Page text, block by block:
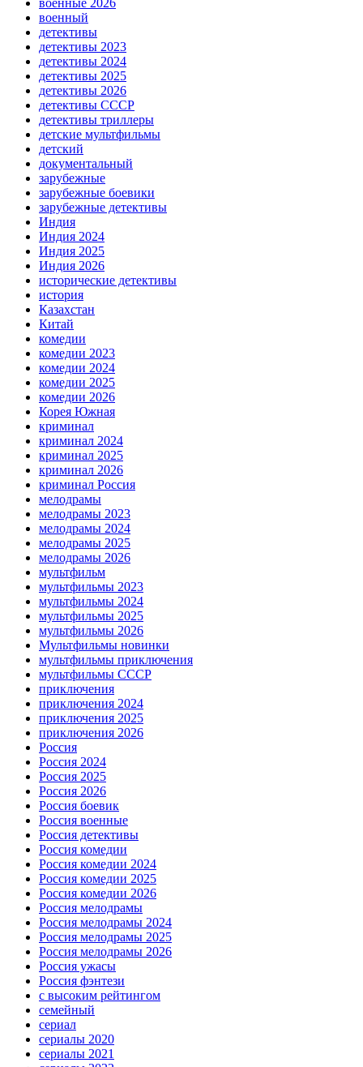
военные 2026
военный
детективы
детективы 2023
детективы 2024
детективы 2025
детективы 2026
детективы СССР
детективы триллеры
детские мультфильмы
детский
документальный
зарубежные
зарубежные боевики
зарубежные детективы
Индия
Индия 2024
Индия 2025
Индия 2026
исторические детективы
история
Казахстан
Китай
комедии
комедии 2023
комедии 2024
комедии 2025
комедии 2026
Корея Южная
криминал
криминал 2024
криминал 2025
криминал 2026
криминал Россия
мелодрамы
мелодрамы 2023
мелодрамы 2024
мелодрамы 2025
мелодрамы 2026
мультфильм
мультфильмы 2023
мультфильмы 2024
мультфильмы 2025
мультфильмы 2026
Мультфильмы новинки
мультфильмы приключения
мультфильмы СССР
приключения
приключения 2024
приключения 2025
приключения 2026
Россия
Россия 2024
Россия 2025
Россия 2026
Россия боевик
Россия военные
Россия детективы
Россия комедии
Россия комедии 2024
Россия комедии 2025
Россия комедии 2026
Россия мелодрамы
Россия мелодрамы 2024
Россия мелодрамы 2025
Россия мелодрамы 2026
Россия ужасы
Россия фэнтези
с высоким рейтингом
семейный
сериал
сериалы 2020
сериалы 2021